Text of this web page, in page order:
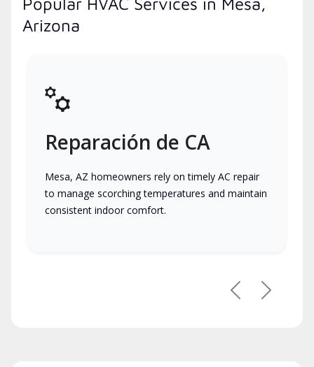
Arizona
Reparación de CA
Mesa, AZ homeowners rely on timely AC repair
to manage scorching temperatures and maintain
consistent indoor comfort.
PreviousNext